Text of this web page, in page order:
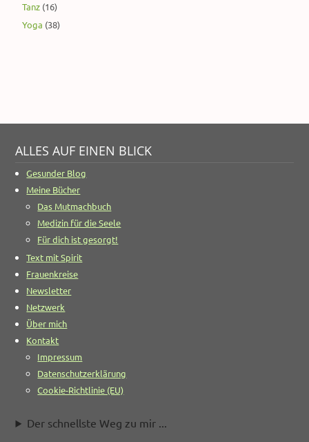
Tanz (16)
Yoga (38)
ALLES AUF EINEN BLICK
Gesunder Blog
Meine Bücher
Das Mutmachbuch
Medizin für die Seele
Für dich ist gesorgt!
Text mit Spirit
Frauenkreise
Newsletter
Netzwerk
Über mich
Kontakt
Impressum
Datenschutzerklärung
Cookie-Richtlinie (EU)
Der schnellste Weg zu mir ...